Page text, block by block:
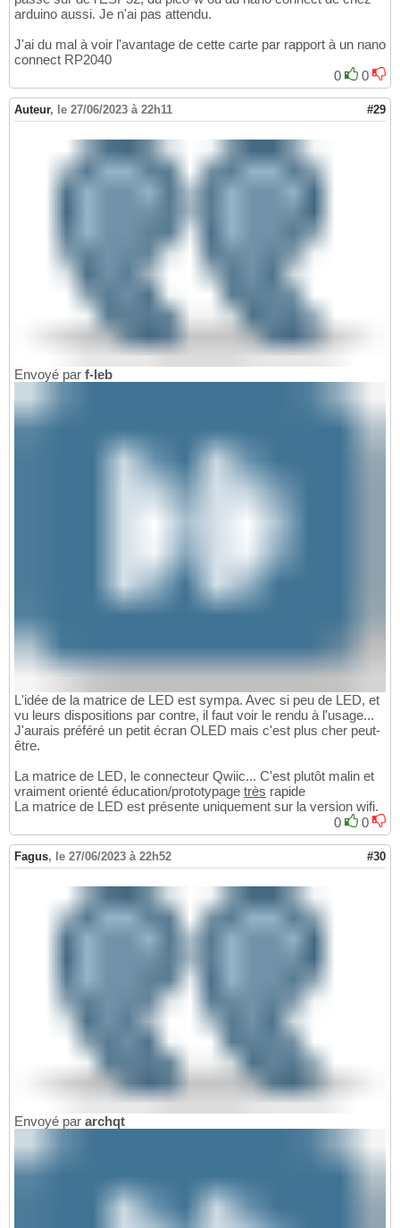
arduino aussi. Je n'ai pas attendu.
J'ai du mal à voir l'avantage de cette carte par rapport à un nano
connect RP2040
0
0
Auteur, le 27/06/2023 à 22h11 #29
Envoyé par f-leb
L'idée de la matrice de LED est sympa. Avec si peu de LED, et
vu leurs dispositions par contre, il faut voir le rendu à l'usage...
J'aurais préféré un petit écran OLED mais c'est plus cher peut-
être.
La matrice de LED, le connecteur Qwiic... C'est plutôt malin et
vraiment orienté éducation/prototypage très rapide
La matrice de LED est présente uniquement sur la version wifi.
0
0
Fagus, le 27/06/2023 à 22h52 #30
Envoyé par archqt